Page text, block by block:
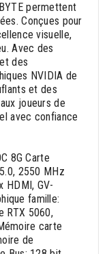
permettent
Conçues pour
visuelle,
Avec des
des
NVIDIA de
et des
joueurs de
avec confiance
8G Carte
2550 MHz
HDMI, GV-
famille:
RTX 5060,
carte
de